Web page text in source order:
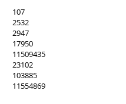
107
2532
2947
17950
11509435
23102
103885
11554869